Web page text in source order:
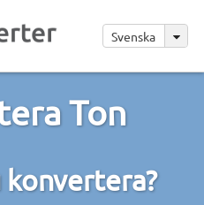
Svenska
Ton